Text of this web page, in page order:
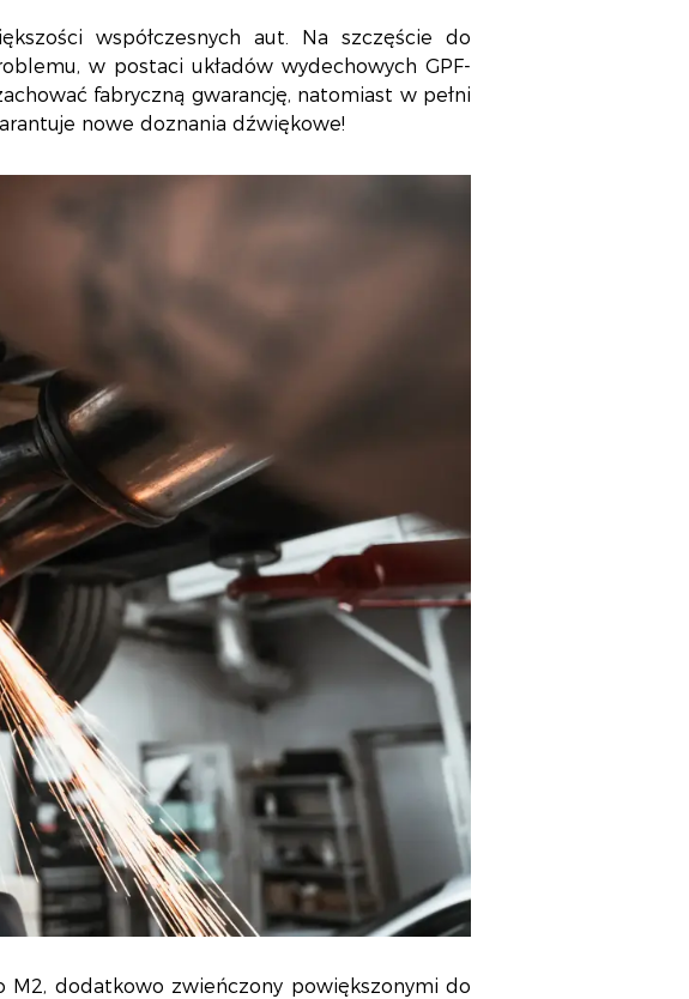
współczesnych aut. Na szczęście do
w postaci układów wydechowych GPF-
fabryczną gwarancję, natomiast w pełni
nowe doznania dźwiękowe!
M2, dodatkowo zwieńczony powiększonymi do